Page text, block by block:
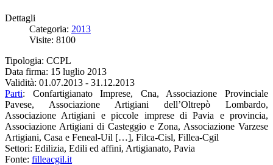
Dettagli
Categoria: 2013
Visite: 8100
Tipologia: CCPL
Data firma: 15 luglio 2013
Validità: 01.07.2013 - 31.12.2013
Parti: Confartigianato Imprese, Cna, Associazione Provinciale
Pavese, Associazione Artigiani dell’Oltrepò Lombardo,
Associazione Artigiani e piccole imprese di Pavia e provincia,
Associazione Artigiani di Casteggio e Zona, Associazione Varzese
Artigiani, Casa e Feneal-Uil […], Filca-Cisl, Fillea-Cgil
Settori: Edilizia, Edili ed affini, Artigianato, Pavia
Fonte: filleacgil.it